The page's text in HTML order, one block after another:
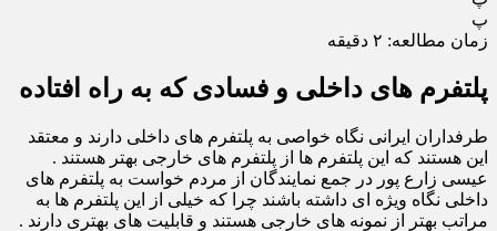
پ
زمان مطالعه: ۲ دقیقه
پلتفرم های داخلی و فسادی که به راه افتاده
طرفداران ایرانی نگاه خواصی به پلتفرم های داخلی دارند و معتقد
این هستند که این پلتفرم ها از پلتفرم های خارجی بهتر هستند .
عیسی زارع پور در جمع نمایندگان از مردم خواست به پلتفرم های
داخلی نگاه ویژه ای داشته باشند چرا که خیلی از این پلتفرم ها به
مراتب بهتر از نمونه های خارجی هستند و قابلیت های بهتری دارند .